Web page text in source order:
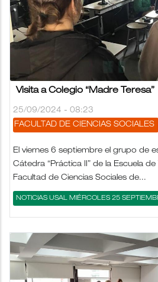
Visita a Colegio “Madre Teresa”
25/09/2024 - 08:23
FACULTAD DE CIENCIAS SOCIALES
El viernes 6 septiembre el grupo de
Cátedra “Práctica II” de la Escuela
Facultad de Ciencias Sociales de...
NOTICIAS USAL MIÉRCOLES 25